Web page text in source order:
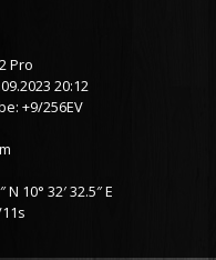
Pro
20:12
+9/256EV
10° 32′ 32.5″ E